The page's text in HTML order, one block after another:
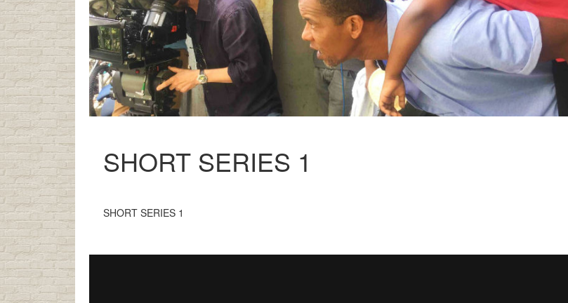
SHORT SERIES 1
SHORT SERIES 1